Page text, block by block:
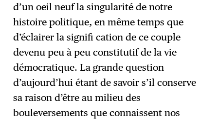
d’un oeil neuf la singularité de notre
histoire politique, en même temps que
d’éclairer la signifi cation de ce couple
devenu peu à peu constitutif de la vie
démocratique. La grande question
d’aujourd’hui étant de savoir s’il conserve
sa raison d’être au milieu des
bouleversements que connaissent nos